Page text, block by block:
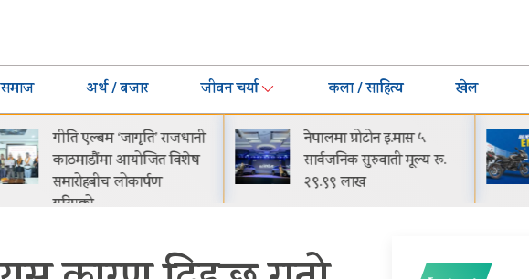
समाज अर्थ / बजार जीवन चर्या कला / साहित्य खेल
गीति एल्बम ‘जागृति’ राजधानी
काठमाडौंमा आयोजित विशेष
समारोहबीच लोकार्पण
गरिएको…
नेपालमा प्रोटोन इ.मास ५
सार्वजनिक सुरुवाती मूल्य रू.
२९.९९ लाख